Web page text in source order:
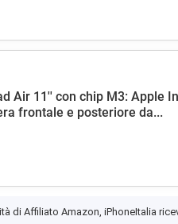
Air 11'' con chip M3: Apple
frontale e posteriore da...
di Affiliato Amazon, iPhoneItalia